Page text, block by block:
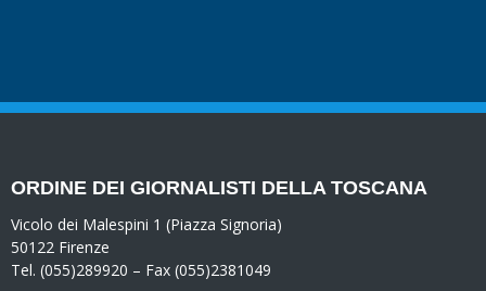
ORDINE DEI GIORNALISTI DELLA TOSCANA
Vicolo dei Malespini 1 (Piazza Signoria)
50122 Firenze
Tel. (055)289920 – Fax (055)2381049